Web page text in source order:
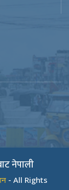
नेपाली
- All Rights